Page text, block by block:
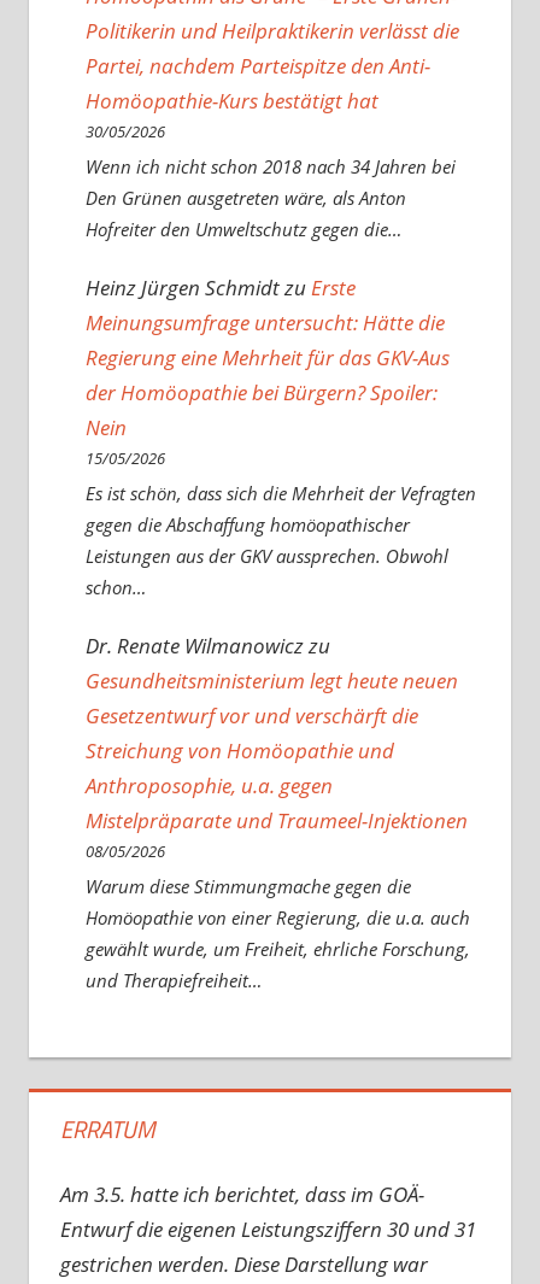
Politikerin und Heilpraktikerin verlässt die
Partei, nachdem Parteispitze den Anti-
Homöopathie-Kurs bestätigt hat
30/05/2026
Wenn ich nicht schon 2018 nach 34 Jahren bei
Den Grünen ausgetreten wäre, als Anton
Hofreiter den Umweltschutz gegen die…
Heinz Jürgen SchmidtzuErste
Meinungsumfrage untersucht: Hätte die
Regierung eine Mehrheit für das GKV-Aus
der Homöopathie bei Bürgern? Spoiler:
Nein
15/05/2026
Es ist schön, dass sich die Mehrheit der Vefragten
gegen die Abschaffung homöopathischer
Leistungen aus der GKV aussprechen. Obwohl
schon…
Dr. Renate Wilmanowiczzu
Gesundheitsministerium legt heute neuen
Gesetzentwurf vor und verschärft die
Streichung von Homöopathie und
Anthroposophie, u.a. gegen
Mistelpräparate und Traumeel-Injektionen
08/05/2026
Warum diese Stimmungmache gegen die
Homöopathie von einer Regierung, die u.a. auch
gewählt wurde, um Freiheit, ehrliche Forschung,
und Therapiefreiheit…
ERRATUM
Am 3.5. hatte ich berichtet, dass im GOÄ-
Entwurf die eigenen Leistungsziffern 30 und 31
gestrichen werden. Diese Darstellung war